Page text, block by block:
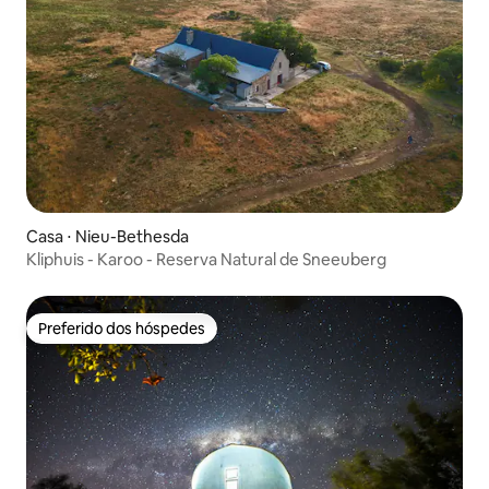
Casa ⋅ Nieu-Bethesda
Kliphuis - Karoo - Reserva Natural de Sneeuberg
Preferido dos hóspedes
Preferido dos hóspedes